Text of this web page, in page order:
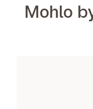
Mohlo